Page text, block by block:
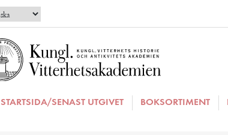
STARTSIDA/SENAST UTGIVET BOKSORTIMENT